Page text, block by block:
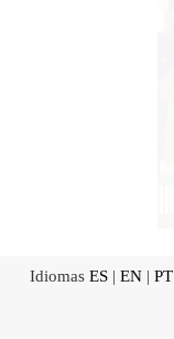
Idiomas ES | EN | PT